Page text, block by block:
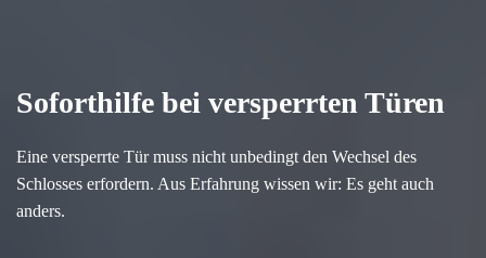
Soforthilfe bei versperrten Türen
Eine versperrte Tür muss nicht unbedingt den Wechsel des
Schlosses erfordern. Aus Erfahrung wissen wir: Es geht auch
anders.